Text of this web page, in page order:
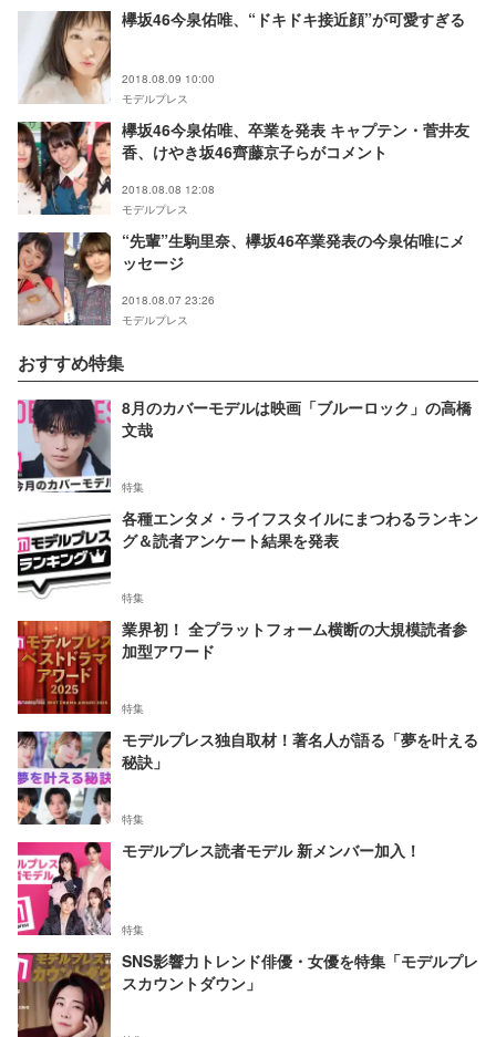
欅坂46今泉佑唯、“ドキドキ接近顔”が可愛すぎる
2018.08.09 10:00
モデルプレス
欅坂46今泉佑唯、卒業を発表 キャプテン・菅井友
香、けやき坂46齊藤京子らがコメント
2018.08.08 12:08
モデルプレス
“先輩”生駒里奈、欅坂46卒業発表の今泉佑唯にメ
ッセージ
2018.08.07 23:26
モデルプレス
おすすめ特集
8月のカバーモデルは映画「ブルーロック」の高橋
文哉
特集
各種エンタメ・ライフスタイルにまつわるランキン
グ＆読者アンケート結果を発表
特集
業界初！ 全プラットフォーム横断の大規模読者参
加型アワード
特集
モデルプレス独自取材！著名人が語る「夢を叶える
秘訣」
特集
モデルプレス読者モデル 新メンバー加入！
特集
SNS影響力トレンド俳優・女優を特集「モデルプレ
スカウントダウン」